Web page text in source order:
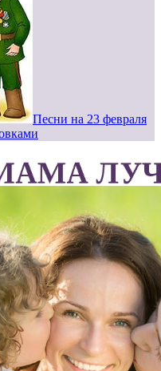
Песни на 23 февраля